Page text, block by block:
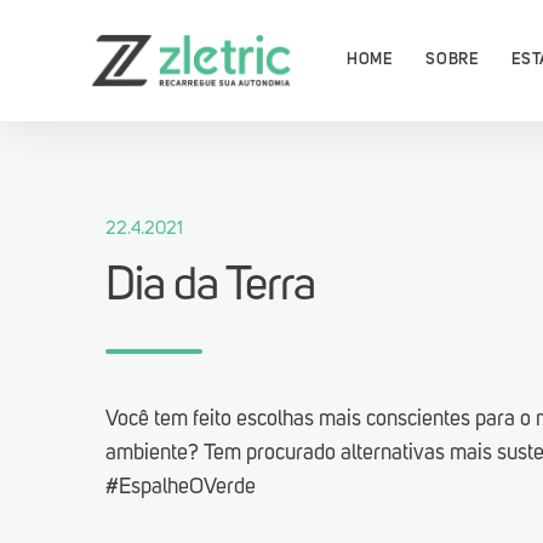
HOME SOBRE
Baixe agora o App Zletric e
22.4.2021
Dia da Terra
Você tem feito escolhas mais conscientes para o
ambiente? Tem procurado alternativas mais
#EspalheOVerde